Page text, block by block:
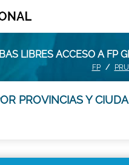
LIBRES ACCESO A FP
FP
PROVINCIAS Y